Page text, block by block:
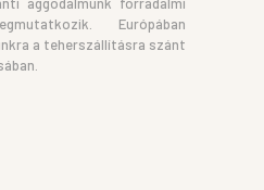
Európában
a teherszállításra szánt